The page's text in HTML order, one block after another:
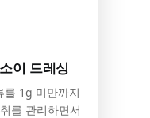
이 드레싱
를 1g 미만까지
를 관리하면서